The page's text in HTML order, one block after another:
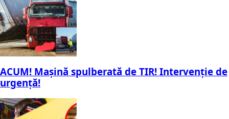
ACUM! Mașină spulberată de TIR! Intervenție de
urgență!